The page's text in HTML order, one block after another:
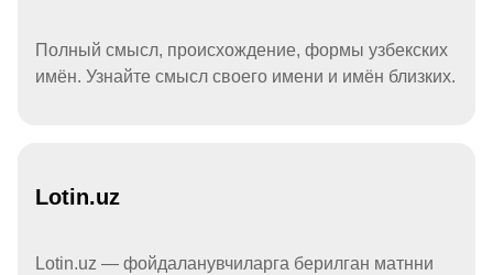
Полный смысл, происхождение, формы узбекских
имён. Узнайте смысл своего имени и имён близких.
Lotin.uz
Lotin.uz — фойдаланувчиларга берилган матнни